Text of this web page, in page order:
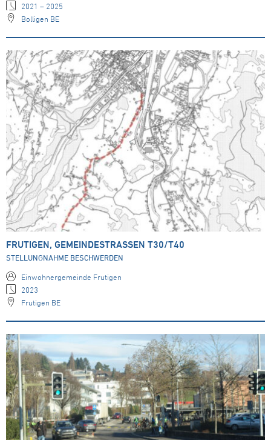
2021 – 2025
Bolligen BE
FRUTIGEN, GEMEINDESTRASSEN T30/T40
STELLUNGNAHME BESCHWERDEN
Einwohnergemeinde Frutigen
2023
Frutigen BE